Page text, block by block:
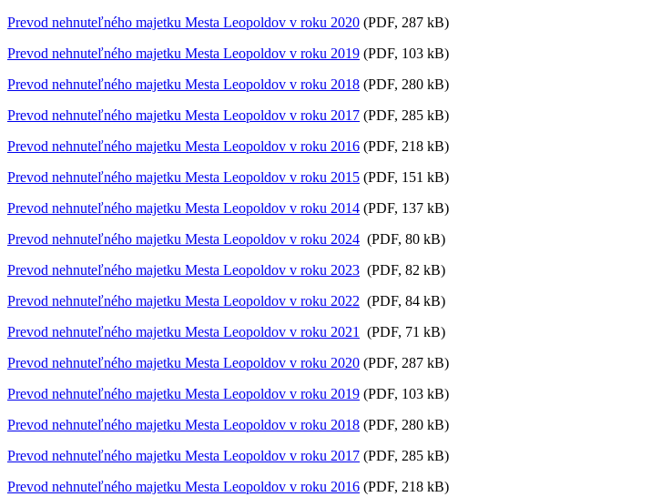
Prevod nehnuteľného majetku Mesta Leopoldov v roku 2020 (PDF, 287 kB)
Prevod nehnuteľného majetku Mesta Leopoldov v roku 2019 (PDF, 103 kB)
Prevod nehnuteľného majetku Mesta Leopoldov v roku 2018 (PDF, 280 kB)
Prevod nehnuteľného majetku Mesta Leopoldov v roku 2017 (PDF, 285 kB)
Prevod nehnuteľného majetku Mesta Leopoldov v roku 2016 (PDF, 218 kB)
Prevod nehnuteľného majetku Mesta Leopoldov v roku 2015 (PDF, 151 kB)
Prevod nehnuteľného majetku Mesta Leopoldov v roku 2014 (PDF, 137 kB)
Prevod nehnuteľného majetku Mesta Leopoldov v roku 2024 (PDF, 80 kB)
Prevod nehnuteľného majetku Mesta Leopoldov v roku 2023 (PDF, 82 kB)
Prevod nehnuteľného majetku Mesta Leopoldov v roku 2022 (PDF, 84 kB)
Prevod nehnuteľného majetku Mesta Leopoldov v roku 2021
(PDF, 71 kB)
Prevod nehnuteľného majetku Mesta Leopoldov v roku 2020 (PDF, 287 kB)
Prevod nehnuteľného majetku Mesta Leopoldov v roku 2019 (PDF, 103 kB)
Prevod nehnuteľného majetku Mesta Leopoldov v roku 2018 (PDF, 280 kB)
Prevod nehnuteľného majetku Mesta Leopoldov v roku 2017 (PDF, 285 kB)
Prevod nehnuteľného majetku Mesta Leopoldov v roku 2016 (PDF, 218 kB)